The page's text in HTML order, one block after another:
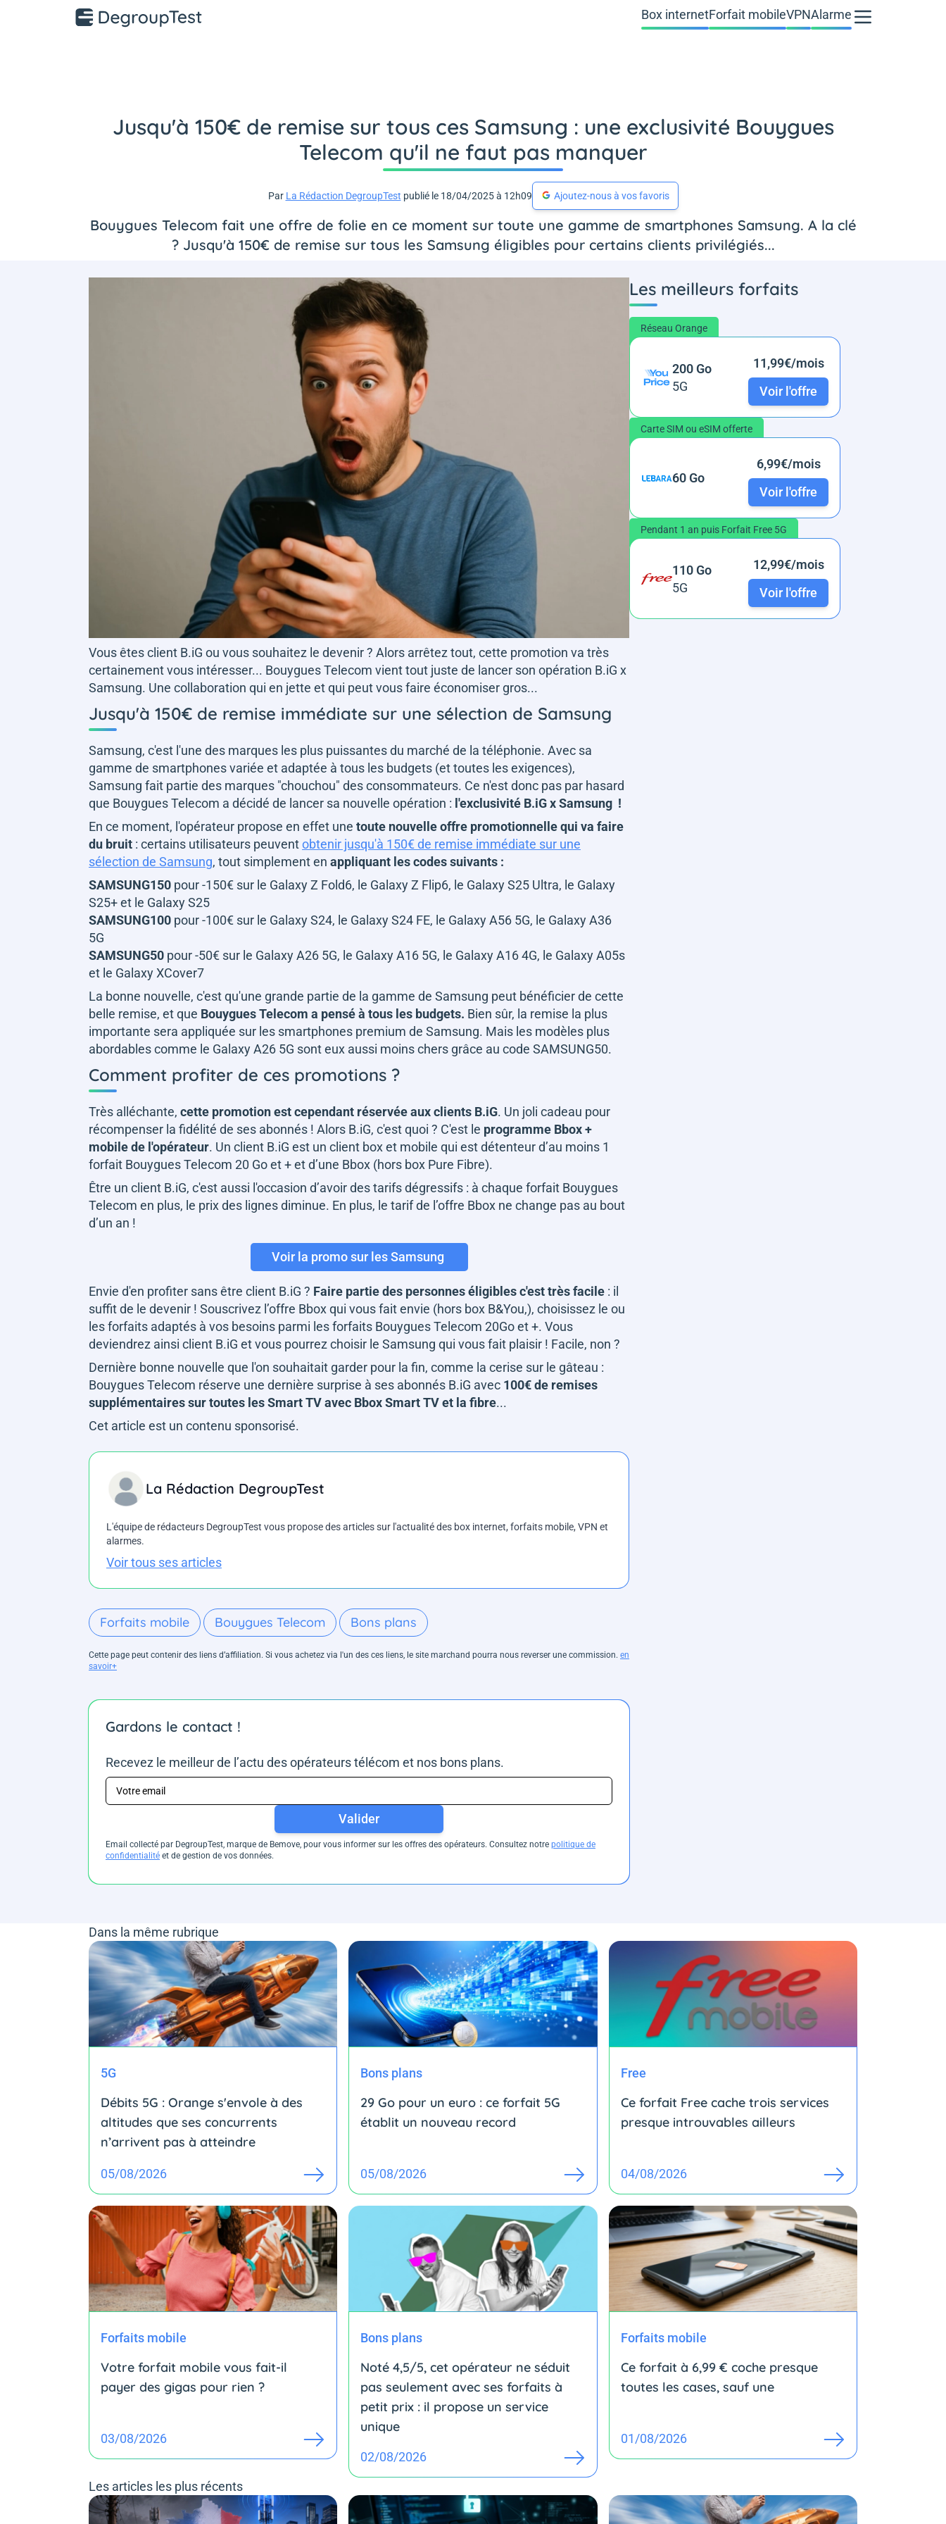
Box internetForfait mobileVPNAlarme
Jusqu'à 150€ de remise sur tous ces Samsung : une exclusivité Bouygues
Telecom qu'il ne faut pas manquer
Par La Rédaction DegroupTest publié le 18/04/2025 à 12h09 Ajoutez-nous à vos favoris
Bouygues Telecom fait une offre de folie en ce moment sur toute une gamme de smartphones Samsung. A la clé
? Jusqu'à 150€ de remise sur tous les Samsung éligibles pour certains clients privilégiés...
Vous êtes client B.iG ou vous souhaitez le devenir ? Alors arrêtez tout, cette promotion va très
certainement vous intéresser... Bouygues Telecom vient tout juste de lancer son opération B.iG x
Samsung. Une collaboration qui en jette et qui peut vous faire économiser gros...
Jusqu'à 150€ de remise immédiate sur une sélection de Samsung
Samsung, c'est l'une des marques les plus puissantes du marché de la téléphonie. Avec sa
gamme de smartphones variée et adaptée à tous les budgets (et toutes les exigences),
Samsung fait partie des marques "chouchou" des consommateurs. Ce n'est donc pas par hasard
que Bouygues Telecom a décidé de lancer sa nouvelle opération : l'exclusivité B.iG x Samsung !
En ce moment, l'opérateur propose en effet une toute nouvelle offre promotionnelle qui va faire
du bruit : certains utilisateurs peuventobtenir jusqu'à 150€ de remise immédiate sur une
sélection de Samsung, tout simplement en appliquant les codes suivants :
SAMSUNG150 pour -150€ sur le Galaxy Z Fold6, le Galaxy Z Flip6, le Galaxy S25 Ultra, le Galaxy
S25+ et le Galaxy S25
SAMSUNG100 pour -100€ sur le Galaxy S24, le Galaxy S24 FE, le Galaxy A56 5G, le Galaxy A36
5G
SAMSUNG50 pour -50€ sur le Galaxy A26 5G, le Galaxy A16 5G, le Galaxy A16 4G, le Galaxy A05s
et le Galaxy XCover7
La bonne nouvelle, c'est qu'une grande partie de la gamme de Samsung peut bénéficier de cette
belle remise, et que Bouygues Telecom a pensé à tous les budgets. Bien sûr, la remise la plus
importante sera appliquée sur les smartphones premium de Samsung. Mais les modèles plus
abordables comme le Galaxy A26 5G sont eux aussi moins chers grâce au code SAMSUNG50.
Comment profiter de ces promotions ?
Très alléchante, cette promotion est cependant réservée aux clients B.iG. Un joli cadeau pour
récompenser la fidélité de ses abonnés ! Alors B.iG, c'est quoi ? C'est le programme Bbox +
mobile de l'opérateur. Un client B.iG est un client box et mobile qui est détenteur d’au moins 1
forfait Bouygues Telecom 20 Go et + et d’une Bbox (hors box Pure Fibre).
Être un client B.iG, c'est aussi l'occasion d’avoir des tarifs dégressifs : à chaque forfait Bouygues
Telecom en plus, le prix des lignes diminue. En plus, le tarif de l’offre Bbox ne change pas au bout
d’un an !
Voir la promo sur les Samsung
Envie d'en profiter sans être client B.iG ? Faire partie des personnes éligibles c'est très facile : il
suffit de le devenir ! Souscrivez l’offre Bbox qui vous fait envie (hors box B&You,), choisissez le ou
les forfaits adaptés à vos besoins parmi les forfaits Bouygues Telecom 20Go et +. Vous
deviendrez ainsi client B.iG et vous pourrez choisir le Samsung qui vous fait plaisir ! Facile, non ?
Dernière bonne nouvelle que l'on souhaitait garder pour la fin, comme la cerise sur le gâteau :
Bouygues Telecom réserve une dernière surprise à ses abonnés B.iG avec 100€ de remises
supplémentaires sur toutes les Smart TV avec Bbox Smart TV et la fibre...
Cet article est un contenu sponsorisé.
La Rédaction DegroupTest
L'équipe de rédacteurs DegroupTest vous propose des articles sur l'actualité des box internet, forfaits mobile, VPN et
alarmes.
Voir tous ses articles
Forfaits mobile Bouygues Telecom Bons plans
Cette page peut contenir des liens d’affiliation. Si vous achetez via l'un des ces liens, le site marchand pourra nous reverser une commission. en
savoir+
Gardons le contact !
Recevez le meilleur de l’actu des opérateurs télécom et nos bons plans.
Valider
Email collecté par DegroupTest, marque de Bemove, pour vous informer sur les offres des opérateurs. Consultez notre politique de
confidentialité et de gestion de vos données.
Les meilleurs forfaits
Réseau Orange
200 Go
5G
11,99€/mois
Voir l'offre
Carte SIM ou eSIM offerte
60 Go
6,99€/mois
Voir l'offre
Pendant 1 an puis Forfait Free 5G
110 Go
5G
12,99€/mois
Voir l'offre
Dans la même rubrique
5G
Débits 5G : Orange s'envole à des
altitudes que ses concurrents
n’arrivent pas à atteindre
05/08/2026
Bons plans
29 Go pour un euro : ce forfait 5G
établit un nouveau record
05/08/2026
Free
Ce forfait Free cache trois services
presque introuvables ailleurs
04/08/2026
Forfaits mobile
Votre forfait mobile vous fait-il
payer des gigas pour rien ?
03/08/2026
Bons plans
Noté 4,5/5, cet opérateur ne séduit
pas seulement avec ses forfaits à
petit prix : il propose un service
unique
02/08/2026
Forfaits mobile
Ce forfait à 6,99 € coche presque
toutes les cases, sauf une
01/08/2026
Les articles les plus récents